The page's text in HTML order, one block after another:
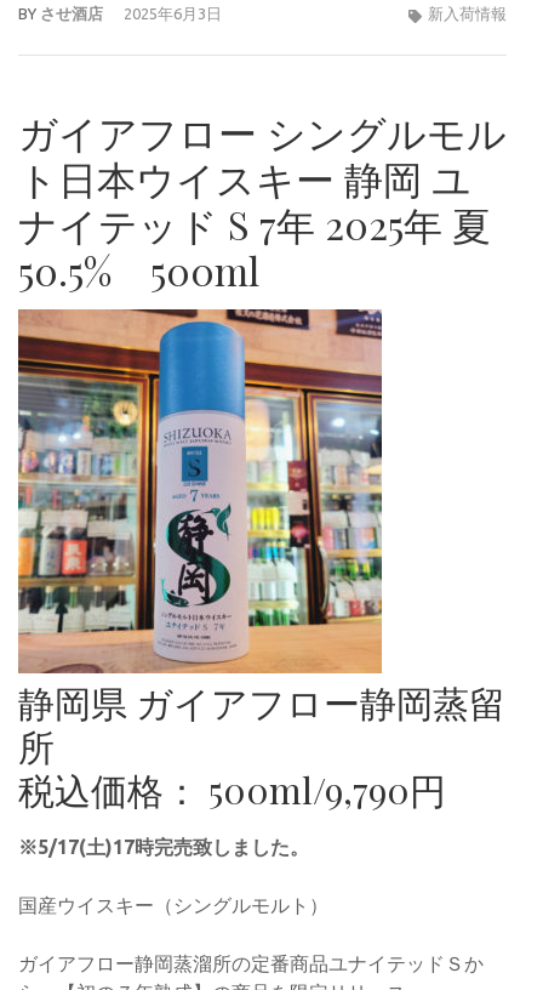
BY させ酒店 2025年6月3日 新入荷情報
ガイアフロー シングルモル
ト日本ウイスキー 静岡 ユ
ナイテッド S 7年 2025年 夏
50.5% 500ml
静岡県 ガイアフロー静岡蒸留
所
税込価格： 500ml/9,790円
※5/17(土)17時完売致しました。
国産ウイスキー（シングルモルト）
ガイアフロー静岡蒸溜所の定番商品ユナイテッドＳか